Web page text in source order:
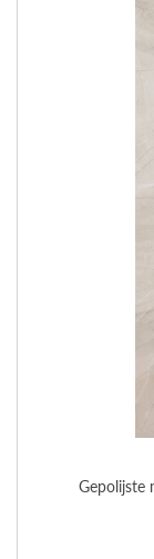
Gepolijste